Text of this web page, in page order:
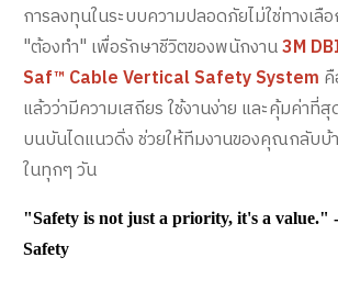
การลงทุนในระบบความปลอดภัยไม่ใช่ทางเลื
"ต้องทำ" เพื่อรักษาชีวิตของพนักงาน3M
Saf™ Cable Vertical Safety System
แล้วว่ามีความเสถียร ใช้งานง่าย และคุ้มค่าที่
บนบันไดแนวดิ่ง ช่วยให้ทีมงานของคุณกลับบ้
ในทุกๆ วัน
"Safety is not just a priority, it's a value."
Safety